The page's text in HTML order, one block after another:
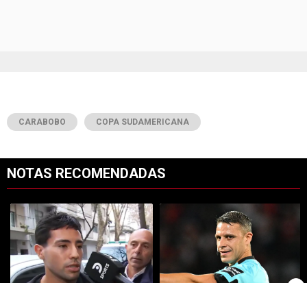
CARABOBO COPA SUDAMERICANA
NOTAS RECOMENDADAS
Un artículo de tendencia con el título "Rompió el silencio: Francisco
Un artículo de tendencia con el